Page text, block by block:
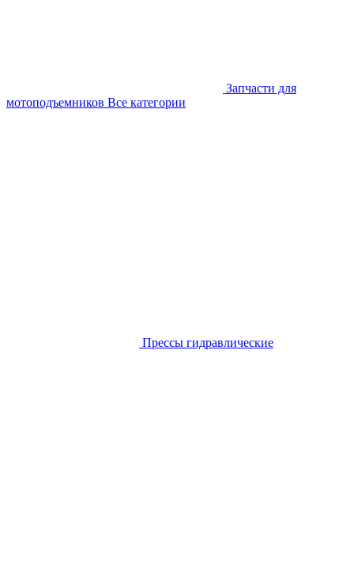
Запчасти для
мотоподъемников Все категории
Прессы гидравлические